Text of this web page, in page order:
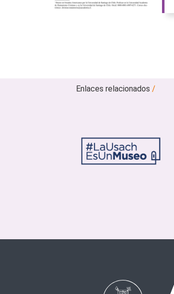
Enlaces relacionados/